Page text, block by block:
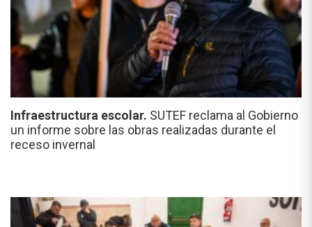
Infraestructura escolar. SUTEF reclama al Gobierno
un informe sobre las obras realizadas durante el
receso invernal